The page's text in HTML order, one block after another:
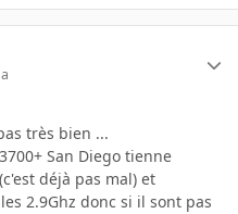
très bien ...
San Diego tienne
déjà pas mal) et
2.9Ghz donc si il sont pas